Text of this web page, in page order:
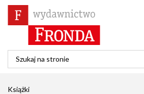
Książki